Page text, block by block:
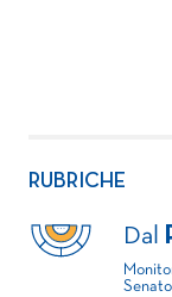
RUBRICHE
Dal